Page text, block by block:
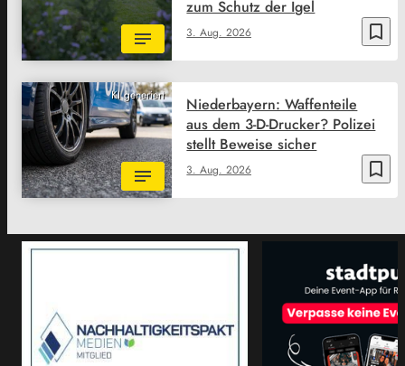
bookmark_border
3. Aug. 2026
zum Schutz der Igel
KI generiert
bookmark_border
3. Aug. 2026
Niederbayern: Waffenteile
aus dem 3-D-Drucker? Polizei
stellt Beweise sicher